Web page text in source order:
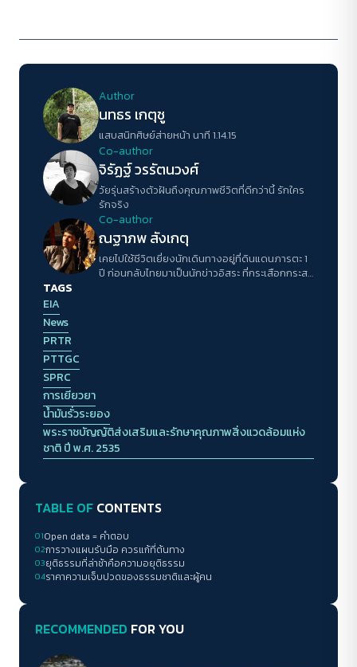
Author
นทธร เกตุชู
แสบสนิทศิษย์ส่ายหน้า นาที 1.14.15
Co-author
จิรัฏฐ์ วรรัตนวงศ์
วัยรุ่นสร้างตัวฝันถึงคุณภาพชีวิตที่ดีกว่านี้ รักใคร
รักจริง
Co-author
ณฐาภพ สังเกตุ
เคยไปใช้ชีวิตเยี่ยงนักเดินทางอยู่ที่ดินแดนภารตะ 1
ปี ก่อนกลับไทยมาเป็นนักข่าวอิสระ ที่กระเสือกกระสน
TAGS
EIA
News
PRTR
PTTGC
SPRC
การเยียวยา
น้ำมันรั่วระยอง
พระราชบัญญัติส่งเสริมและรักษาคุณภาพสิ่งแวดล้อมแห่ง
ชาติ ปี พ.ศ. 2535
TABLE OF CONTENTS
01Open data = คำตอบ
02การวางแผนรับมือ ควรแก้ที่ต้นทาง
03ยุติธรรมที่ล่าช้าคือความอยุติธรรม
04ราคาความเจ็บปวดของธรรมชาติและผู้คน
RECOMMENDED FOR YOU